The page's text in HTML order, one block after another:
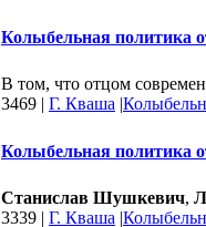
Колыбельная политика
В том, что отцом
3469 | Г. Кваша |
Колыбельная политика
Станислав Шушкевич,
3339 | Г. Кваша |